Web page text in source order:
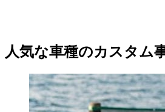
人気な車種のカスタム